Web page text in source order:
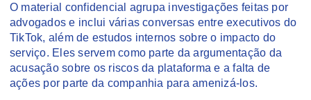
O material confidencial agrupa investigações feitas por
advogados e inclui várias conversas entre executivos do
TikTok, além de estudos internos sobre o impacto do
serviço. Eles servem como parte da argumentação da
acusação sobre os riscos da plataforma e a falta de
ações por parte da companhia para amenizá-los.